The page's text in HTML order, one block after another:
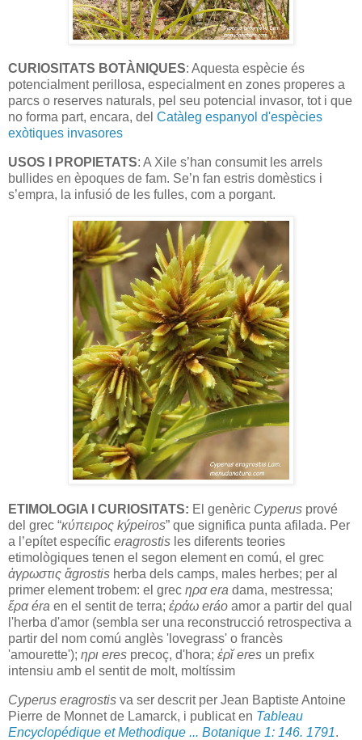
CURIOSITATS BOTÀNIQUES: Aquesta espècie és
potencialment perillosa, especialment en zones properes a
parcs o reserves naturals, pel seu potencial invasor, tot i que
no forma part, encara, del Catàleg espanyol d'espècies
exòtiques invasores
USOS I PROPIETATS: A Xile s’han consumit les arrels
bullides en èpoques de fam. Se’n fan estris domèstics i
s’empra, la infusió de les fulles, com a porgant.
ETIMOLOGIA I CURIOSITATS: El genèric Cyperus prové
del grec “κύπειρος kýpeiros” que significa punta afilada. Per
a l’epítet específic eragrostis les diferents teories
etimològiques tenen el segon element en comú, el grec
ἀγρωστις ἄgrostis herba dels camps, males herbes; per al
primer element trobem: el grec ηρα era dama, mestressa;
ἔρα éra en el sentit de terra; ἐράω eráo amor a partir del qual
l'herba d'amor (sembla ser una reconstrucció retrospectiva a
partir del nom comú anglès 'lovegrass' o francès
'amourette'); ηρι eres precoç, d'hora; ἐρῐ eres un prefix
intensiu amb el sentit de molt, moltíssim
Cyperus eragrostis va ser descrit per Jean Baptiste Antoine
Pierre de Monnet de Lamarck, i publicat en Tableau
Encyclopédique et Methodique ... Botanique 1: 146. 1791.